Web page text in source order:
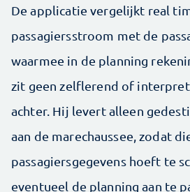
De applicatie vergelijkt real
passagiersstroom met de
waarmee in de planning
zit geen zelflerend of
achter. Hij levert alleen
aan de marechaussee, zodat
passagiersgegevens hoeft te
eventueel de planning aan te